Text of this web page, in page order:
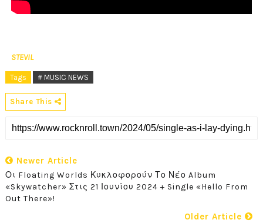
STEVIL
Tags # MUSIC NEWS
Share This
Newer Article
Οι Floating Worlds Κυκλοφορούν Το Νέο Album
«Skywatcher» Στις 21 Ιουνίου 2024 + Single «Hello From
Out There»!
Older Article